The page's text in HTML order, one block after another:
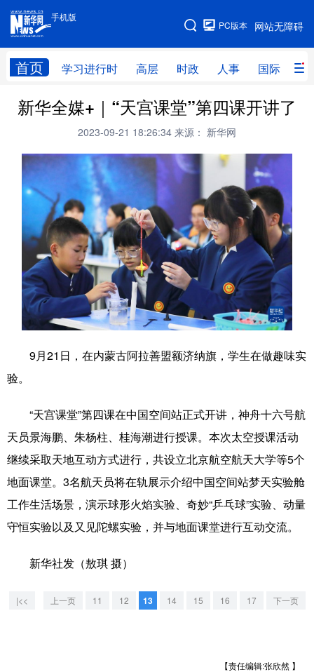
手机版
网站无障碍
PC版本
首页 学习进行时 高层 时政 人事 国际 财
手机版
网站地图
学习进行时 高层 时政 人事
财经 网评
台湾 思客智库 全球连线 教育
科技 科创 体育
文化 书画 健康 军事
访谈 视频 图片 政务
法律 中央文件 金融 汽车
食品 人居 信息化 数字经济
公益 一带一路 亚太网 上市公司
文化产业
地方频道
辽宁 吉林
浙江 安徽 福建 江西
重庆
新华全媒+｜“天宫课堂”第四课开讲了
2023-09-21 18:26:34 来源： 新华网
9月21日，在内蒙古阿拉善盟额济纳旗，学生在做趣味实
验。
“天宫课堂”第四课在中国空间站正式开讲，神舟十六号航
天员景海鹏、朱杨柱、桂海潮进行授课。本次太空授课活动
继续采取天地互动方式进行，共设立北京航空航天大学等5个
地面课堂。3名航天员将在轨展示介绍中国空间站梦天实验舱
工作生活场景，演示球形火焰实验、奇妙“乒乓球”实验、动量
守恒实验以及又见陀螺实验，并与地面课堂进行互动交流。
新华社发（敖琪 摄）
|<< 上一页 11 12 13 14 15 16 17 下一页
【责任编辑:张欣然 】